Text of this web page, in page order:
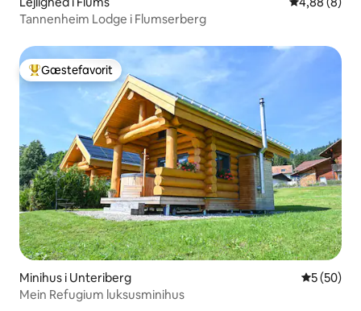
Tannenheim Lodge i Flumserberg
Bedste gæstefavorit
Gæstefavorit
Minihus i Unteriberg 5 ud af 5 i
5 (50)
Mein Refugium luksusminihus